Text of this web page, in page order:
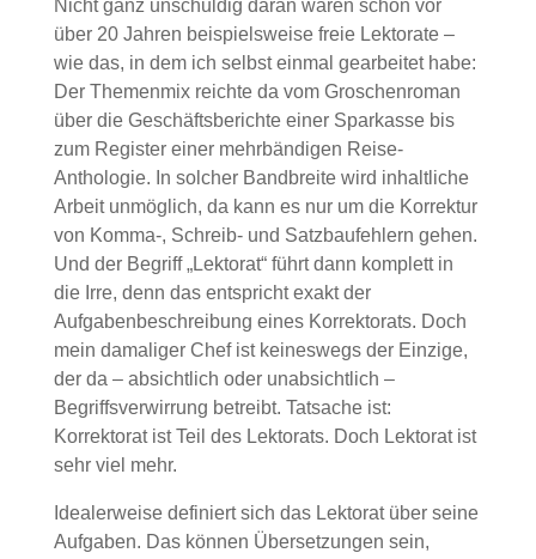
Nicht ganz unschuldig daran waren schon vor
über 20 Jahren beispielsweise freie Lektorate –
wie das, in dem ich selbst einmal gearbeitet habe:
Der Themenmix reichte da vom Groschenroman
über die Geschäftsberichte einer Sparkasse bis
zum Register einer mehrbändigen Reise-
Anthologie. In solcher Bandbreite wird inhaltliche
Arbeit unmöglich, da kann es nur um die Korrektur
von Komma-, Schreib- und Satzbaufehlern gehen.
Und der Begriff „Lektorat“ führt dann komplett in
die Irre, denn das entspricht exakt der
Aufgabenbeschreibung eines Korrektorats. Doch
mein damaliger Chef ist keineswegs der Einzige,
der da – absichtlich oder unabsichtlich –
Begriffsverwirrung betreibt. Tatsache ist:
Korrektorat ist Teil des Lektorats. Doch Lektorat ist
sehr viel mehr.
Idealerweise definiert sich das Lektorat über seine
Aufgaben. Das können Übersetzungen sein,